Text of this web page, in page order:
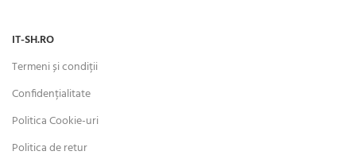
IT-SH.RO
Termeni și condiții
Confidențialitate
Politica Cookie-uri
Politica de retur